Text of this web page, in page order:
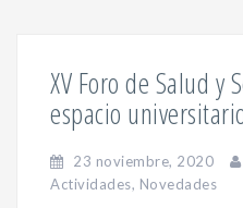
XV Foro de Salud y
espacio
23 noviembre, 2020
Actividades, Novedades